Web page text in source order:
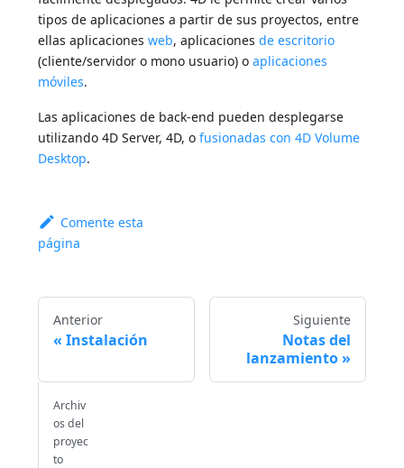
tipos de aplicaciones a partir de sus proyectos, entre
ellas aplicacionesweb, aplicacionesde escritorio
(cliente/servidor o mono usuario) oaplicaciones
móviles.
Las aplicaciones de back-end pueden desplegarse
utilizando 4D Server, 4D, ofusionadas con 4D Volume
Desktop.
Comente esta
página
Anterior
Instalación
Siguiente
Notas del
lanzamiento
Archiv
os del
proyec
to